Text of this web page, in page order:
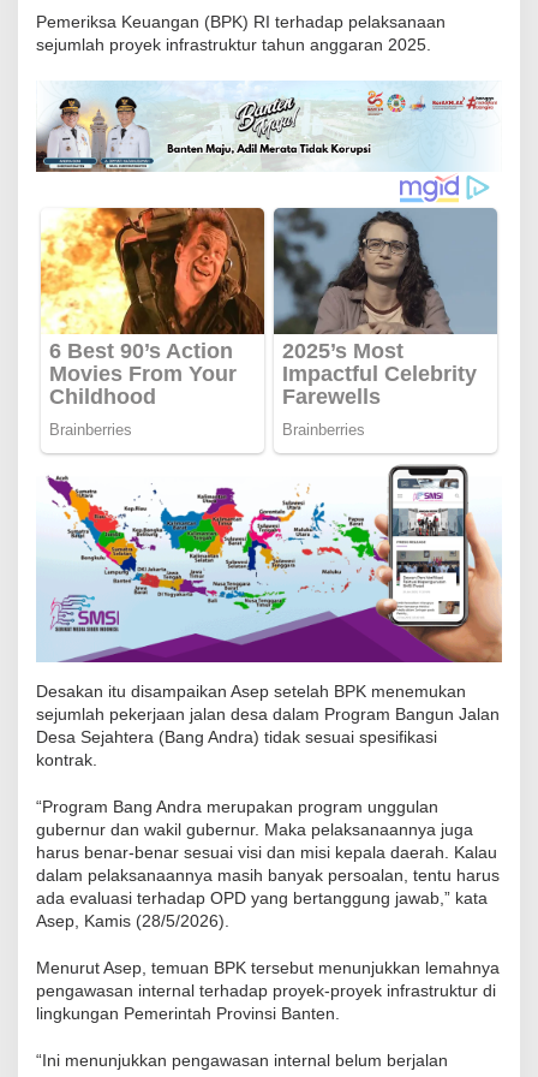
n
g
A
n
,
O
r
m
a
s
B
d
B
a
n
D
e
k
G
u
r
n
r
‎Pemeriksa Keuangan (BPK) RI terhadap pelaksanaan
sejumlah proyek infrastruktur tahun anggaran 2025.
Desakan itu disampaikan Asep setelah BPK menemukan
sejumlah pekerjaan jalan desa dalam Program Bangun Jalan
Desa Sejahtera (Bang Andra) tidak sesuai spesifikasi
kontrak.
“Program Bang Andra merupakan program unggulan
gubernur dan wakil gubernur. Maka pelaksanaannya juga
harus benar-benar sesuai visi dan misi kepala daerah. Kalau
dalam pelaksanaannya masih banyak persoalan, tentu harus
ada evaluasi terhadap OPD yang bertanggung jawab,” kata
Asep, Kamis (28/5/2026).
Menurut Asep, temuan BPK tersebut menunjukkan lemahnya
pengawasan internal terhadap proyek-proyek infrastruktur di
lingkungan Pemerintah Provinsi Banten.
“Ini menunjukkan pengawasan internal belum berjalan